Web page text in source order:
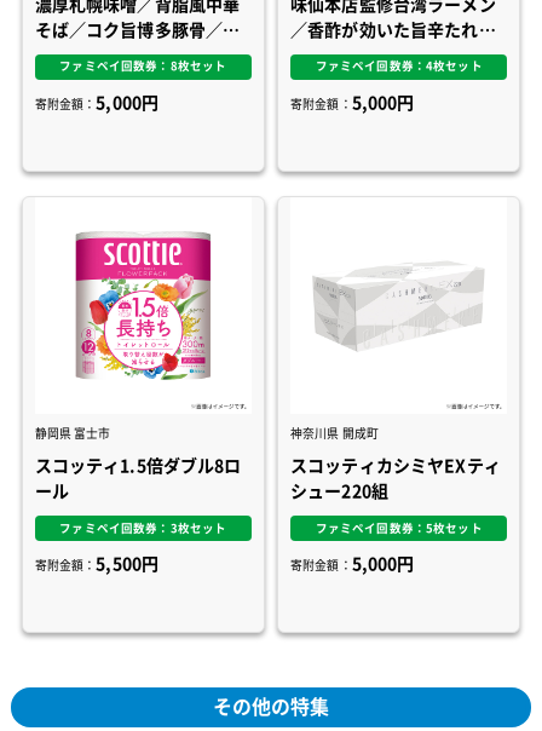
濃厚札幌味噌／背脂風中華
そば／コク旨博多豚骨／小
海老天ぷらそば 東／関西
風きつねうどん／濃厚旨辛
担々麺
ファミペイ回数券：8枚セット
寄附金額： 5,000円
味仙本店監修台湾ラーメン
／香酢が効いた旨辛たれビ
ャンビャン麺／麺屋こころ
監修台湾まぜそば／もちっ
と麺と濃厚だれの汁なし
ファミペイ回数券：4枚セット
寄附金額： 5,000円
静岡県 富士市
スコッティ1.5倍ダブル8ロ
ール
ファミペイ回数券：3枚セット
寄附金額：5,500円
神奈川県 開成町
スコッティカシミヤEXティ
シュー220組
ファミペイ回数券：5枚セット
寄附金額： 5,000円
その他の特集